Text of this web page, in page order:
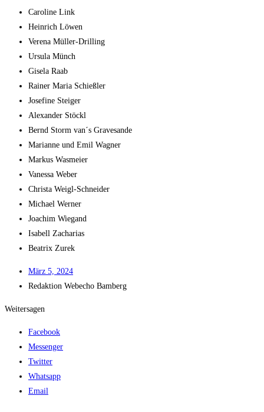
Caro­li­ne Link
Hein­rich Löwen
Vere­na Müller-Drilling
Ursu­la Münch
Gise­la Raab
Rai­ner Maria Schießler
Jose­fi­ne Steiger
Alex­an­der Stöckl
Bernd Storm van´s Gravesande
Mari­an­ne und Emil Wagner
Mar­kus Wasmeier
Vanes­sa Weber
Chris­ta Weigl-Schneider
Micha­el Werner
Joa­chim Wiegand
Isa­bell Zacharias
Bea­trix Zurek
März 5, 2024
Redak­ti­on Web­echo Bamberg
Weitersagen
Facebook
Messenger
Twitter
Whatsapp
Email